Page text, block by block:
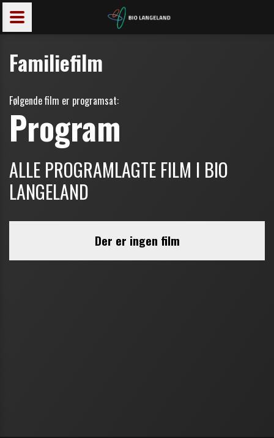
Familiefilm
Følgende film er programsat: